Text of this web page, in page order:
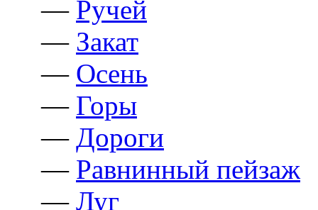
— Ручей
— Закат
— Осень
— Горы
— Дороги
— Равнинный пейзаж
— Луг